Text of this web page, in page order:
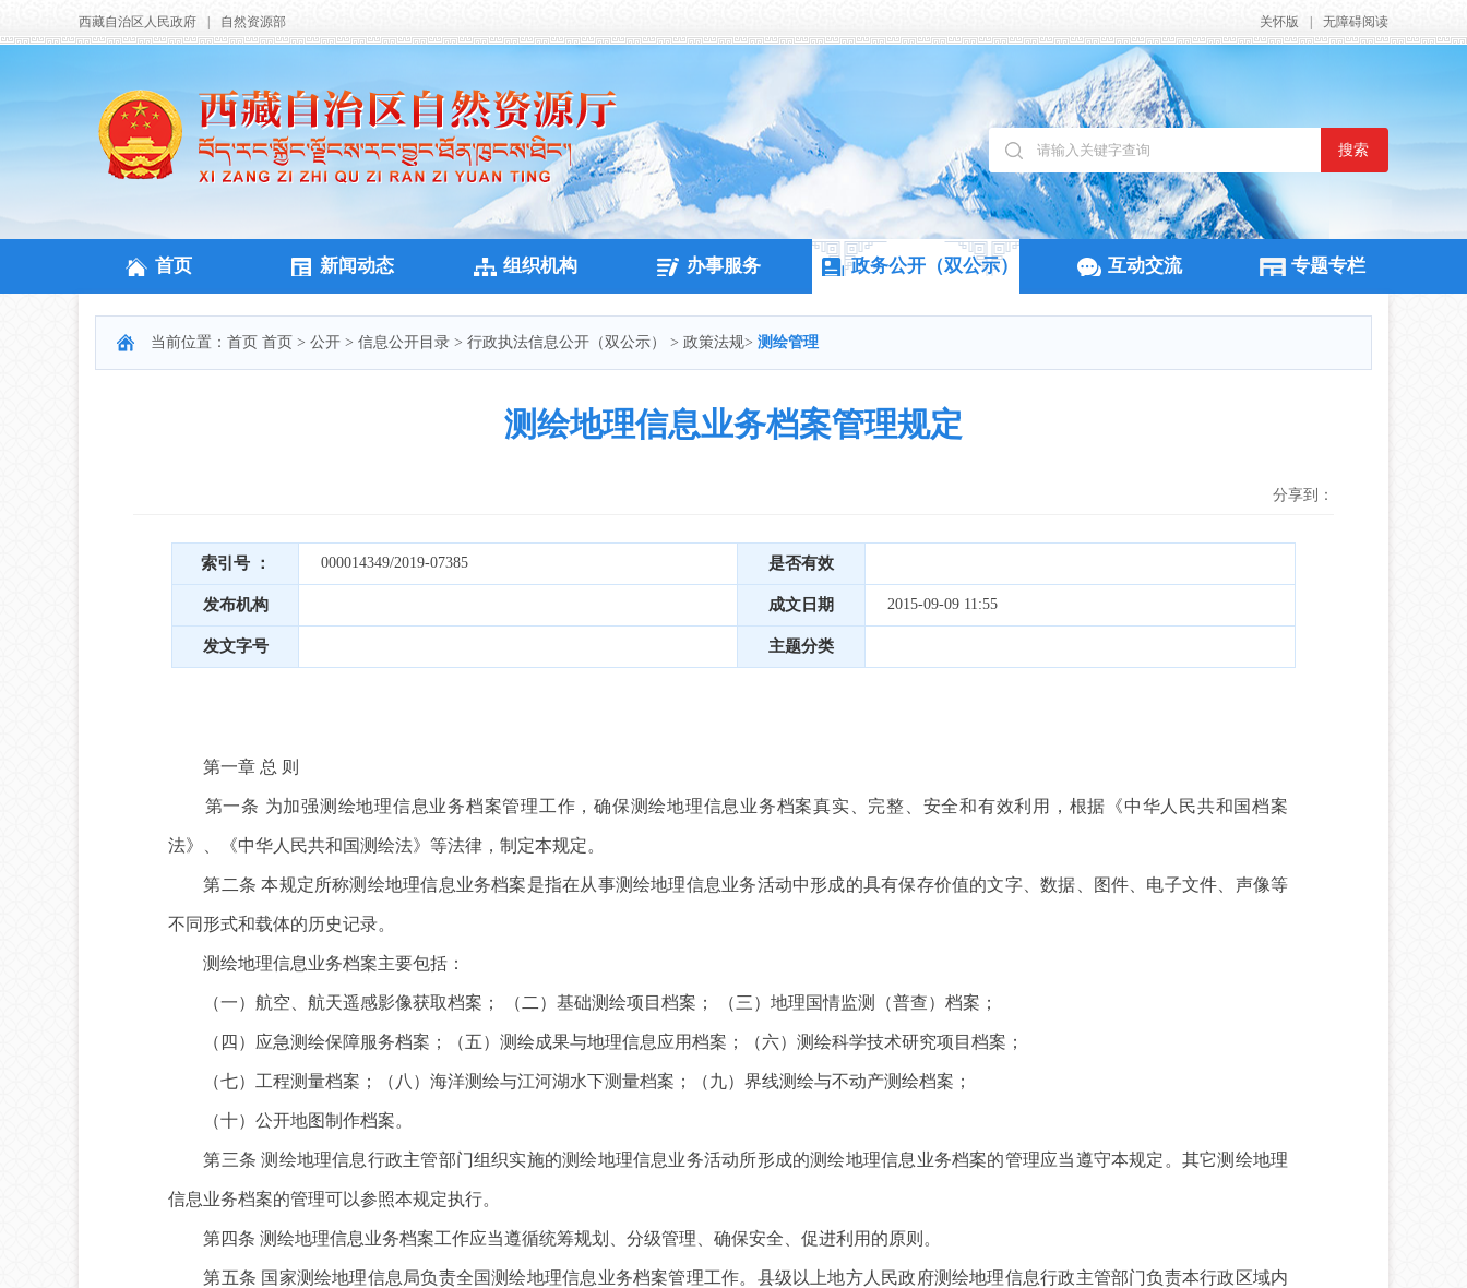
西藏自治区人民政府 自然资源部 无障碍阅读
关怀版
搜索
首页 新闻动态 组织机构 办事服务 政务公开（双公示） 互动交流 专题专栏
当前位置： 首页 首页 > 公开 > 信息公开目录 > 行政执法信息公开（双公示） > 政策法规> 测绘管理
测绘地理信息业务档案管理规定
分享到：
索引号 ： 000014349/2019-07385 是否有效
发布机构 成文日期 2015-09-09 11:55
发文字号 主题分类
第一章 总 则
第一条 为加强测绘地理信息业务档案管理工作，确保测绘地理信息业务档案真实、完整、安全和有效利用，根据《中华人民共和国档案
法》、《中华人民共和国测绘法》等法律，制定本规定。
第二条 本规定所称测绘地理信息业务档案是指在从事测绘地理信息业务活动中形成的具有保存价值的文字、数据、图件、电子文件、声像等
不同形式和载体的历史记录。
测绘地理信息业务档案主要包括：
（一）航空、航天遥感影像获取档案； （二）基础测绘项目档案； （三）地理国情监测（普查）档案；
（四）应急测绘保障服务档案；（五）测绘成果与地理信息应用档案；（六）测绘科学技术研究项目档案；
（七）工程测量档案；（八）海洋测绘与江河湖水下测量档案；（九）界线测绘与不动产测绘档案；
（十）公开地图制作档案。
第三条 测绘地理信息行政主管部门组织实施的测绘地理信息业务活动所形成的测绘地理信息业务档案的管理应当遵守本规定。其它测绘地理
信息业务档案的管理可以参照本规定执行。
第四条 测绘地理信息业务档案工作应当遵循统筹规划、分级管理、确保安全、促进利用的原则。
第五条 国家测绘地理信息局负责全国测绘地理信息业务档案管理工作。县级以上地方人民政府测绘地理信息行政主管部门负责本行政区域内